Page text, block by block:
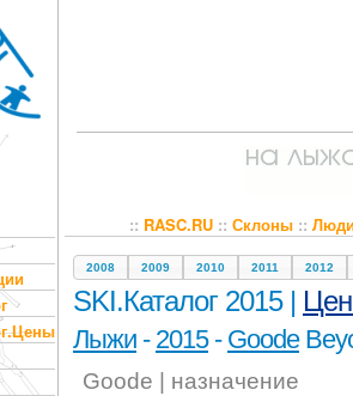
:: RASC.RU:: Склоны::
2008 2009 2010 2011 2012
SKI.Каталог 2015 |
Лыжи - 2015- Goode
Goode | назначение